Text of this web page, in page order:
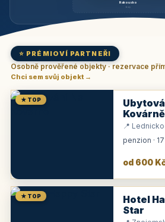
Rakousko
brzy
⭐ PRÉMIOVÍ PARTNEŘI
Osobně prověřené objekty · rezervace
Chci sem svůj objekt →
★ TOP
Kovárně
📍
penzion ·
od 600
★ TOP
Hotel
Star